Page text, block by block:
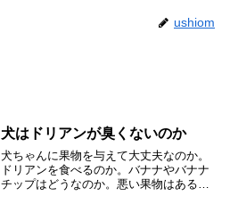
ushiom
犬はドリアンが臭くないのか
犬ちゃんに果物を与えて大丈夫なのか。
ドリアンを食べるのか。バナナやバナナ
チップはどうなのか。悪い果物はあるの